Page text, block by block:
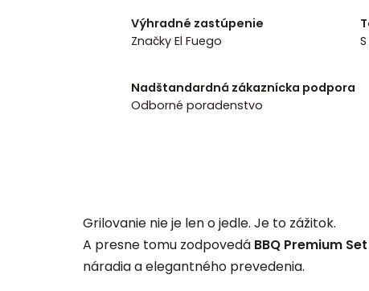
Výhradné zastúpenie
Značky El Fuego
Nadštandardná zákaznícka podpora
Odborné poradenstvo
Grilovanie nie je len o jedle. Je to zážitok.
A presne tomu zodpovedá BBQ Premium
náradia a elegantného prevedenia.